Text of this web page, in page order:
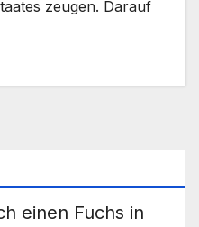
zeugen. Darauf
einen Fuchs in